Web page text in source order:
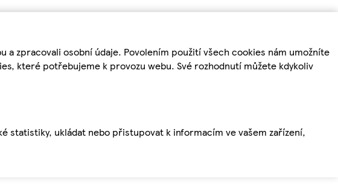
a zpracovali osobní údaje. Povolením použití všech cookies nám umožníte
které potřebujeme k provozu webu. Své rozhodnutí můžete kdykoliv
statistiky, ukládat nebo přistupovat k informacím ve vašem zařízení,